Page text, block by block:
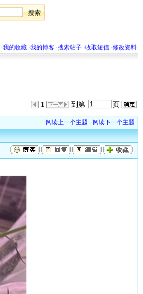
·我的收藏 ·我的博客 ·搜索帖子 ·收取短信 ·修改资料
1 到第 页
阅读上一个主题 - 阅读下一个主题